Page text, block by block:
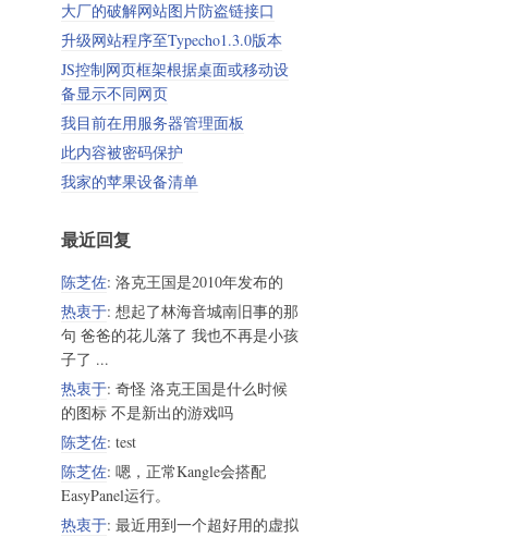
大厂的破解网站图片防盗链接口
升级网站程序至Typecho1.3.0版本
JS控制网页框架根据桌面或移动设
备显示不同网页
我目前在用服务器管理面板
此内容被密码保护
我家的苹果设备清单
最近回复
陈芝佐: 洛克王国是2010年发布的
热衷于: 想起了林海音城南旧事的那
句 爸爸的花儿落了 我也不再是小孩
子了 ...
热衷于: 奇怪 洛克王国是什么时候
的图标 不是新出的游戏吗
陈芝佐: test
陈芝佐: 嗯，正常Kangle会搭配
EasyPanel运行。
热衷于: 最近用到一个超好用的虚拟